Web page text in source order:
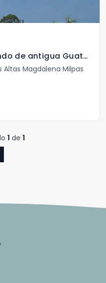
Terreno en venta subiendo de antigua Guatemala
Altas Magdalena Milpas
1 de 1